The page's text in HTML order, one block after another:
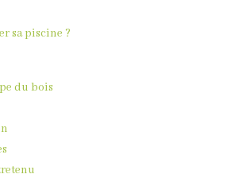
sa piscine ?
du bois